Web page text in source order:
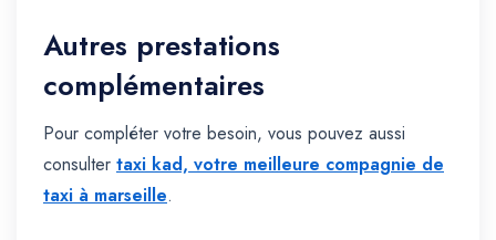
Autres prestations
complémentaires
Pour compléter votre besoin, vous pouvez aussi
consulter taxi kad, votre meilleure compagnie de
taxi à marseille.